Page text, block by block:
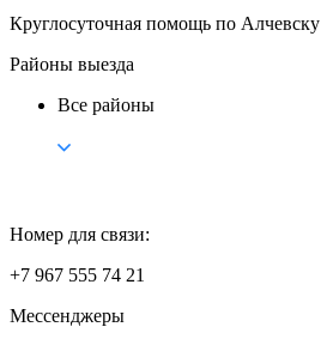
Круглосуточная помощь по Алчевску
Районы выезда
Все районы
Номер для связи:
+7 967 555 74 21
Мессенджеры